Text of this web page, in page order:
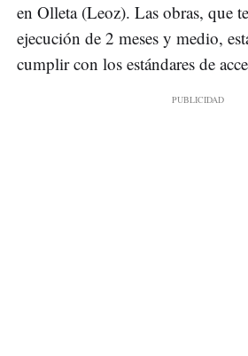
en Olleta (Leoz). Las obras, que
ejecución de 2 meses y medio,
cumplir con los estándares de